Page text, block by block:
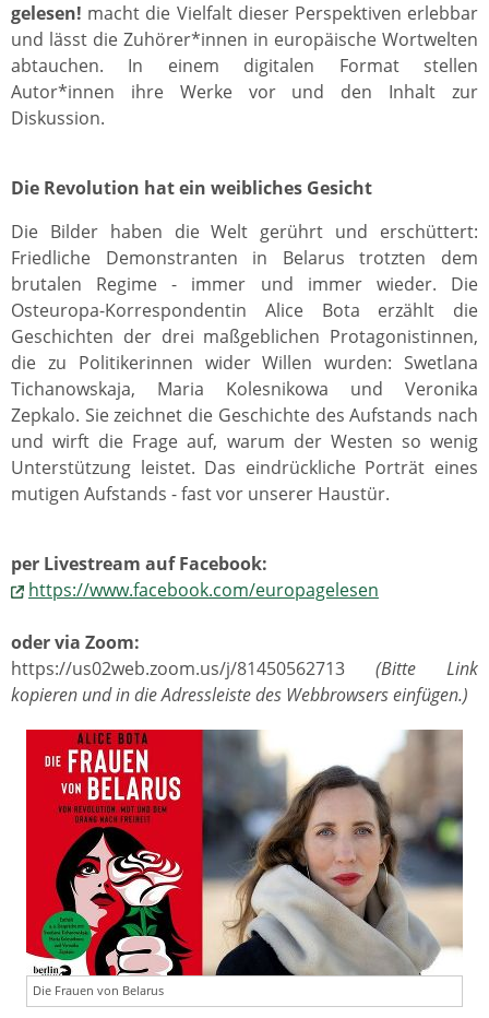
gelesen! macht die Vielfalt dieser Perspektiven erlebbar
und lässt die Zuhörer*innen in europäische Wortwelten
abtauchen. In einem digitalen Format stellen
Autor*innen ihre Werke vor und den Inhalt zur
Diskussion.
Die Revolution hat ein weibliches Gesicht
Die Bilder haben die Welt gerührt und erschüttert:
Friedliche Demonstranten in Belarus trotzten dem
brutalen Regime - immer und immer wieder. Die
Osteuropa-Korrespondentin Alice Bota erzählt die
Geschichten der drei maßgeblichen Protagonistinnen,
die zu Politikerinnen wider Willen wurden: Swetlana
Tichanowskaja, Maria Kolesnikowa und Veronika
Zepkalo. Sie zeichnet die Geschichte des Aufstands nach
und wirft die Frage auf, warum der Westen so wenig
Unterstützung leistet. Das eindrückliche Porträt eines
mutigen Aufstands - fast vor unserer Haustür.
per Livestream auf Facebook:
https://www.facebook.com/europagelesen
oder via Zoom:
https://us02web.zoom.us/j/81450562713 (Bitte Link
kopieren und in die Adressleiste des Webbrowsers einfügen.)
Die Frauen von Belarus